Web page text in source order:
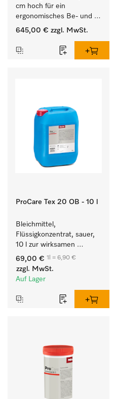
cm hoch für ein
ergonomisches Be- und
Entladen von
Trockner.
645,00 € zzgl. MwSt.
ProCare Tex 20 OB - 10 l
Bleichmittel,
Flüssigkonzentrat, sauer,
10 l zur wirksamen
Entfernung von
hartnäckigen Flecken.
69,00 € 1l = 6,90 €
zzgl. MwSt.
Auf Lager